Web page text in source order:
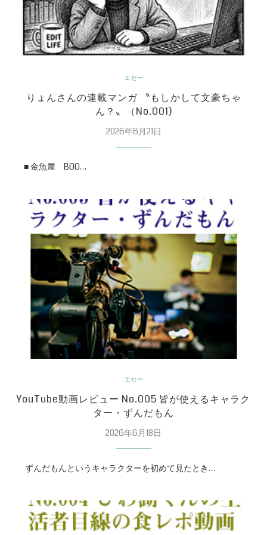
エセー
りょんさんの連載マンガ 〝もしかして文豪ちゃ
ん？〟（No.001)
2026年6月21日
■ 金魚屋 BOO…
エセー
YouTube動画レビュー No.005 皆が使えるキャラク
ター・ずんだもん
2026年6月18日
ずんだもんというキャラクターを初めて見たとき…